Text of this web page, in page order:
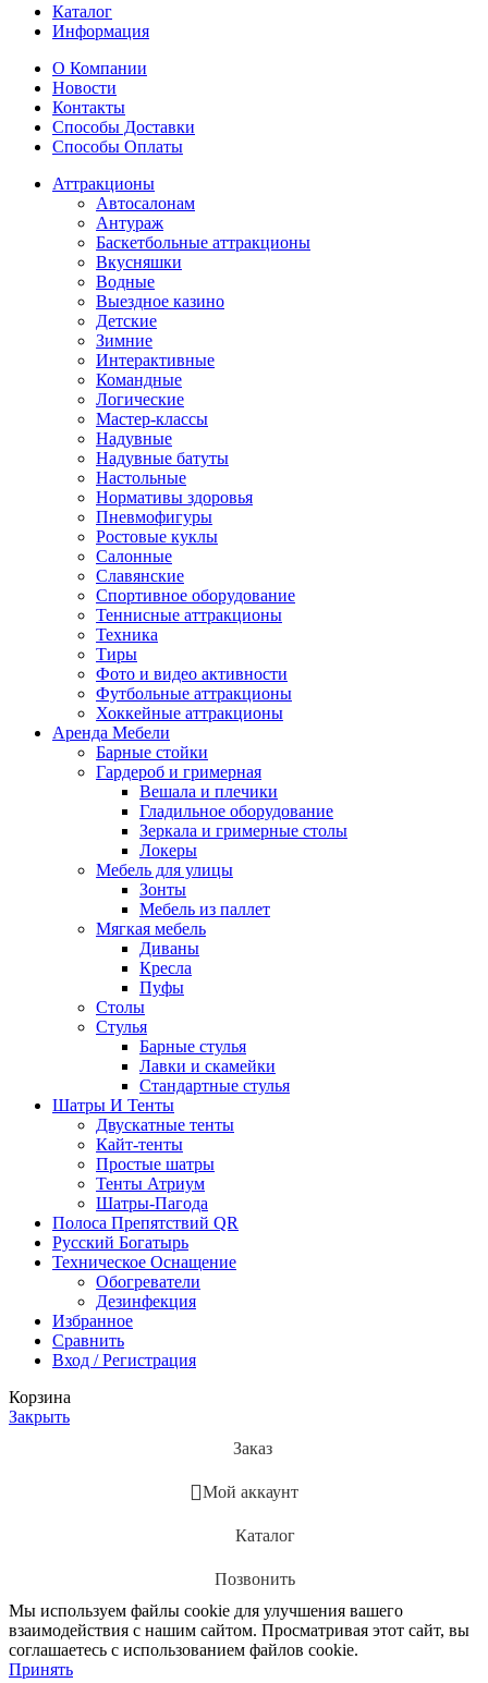
Каталог
Информация
О Компании
Новости
Контакты
Способы Доставки
Способы Оплаты
Аттракционы
Автосалонам
Антураж
Баскетбольные аттракционы
Вкусняшки
Водные
Выездное казино
Детские
Зимние
Интерактивные
Командные
Логические
Мастер-классы
Надувные
Надувные батуты
Настольные
Нормативы здоровья
Пневмофигуры
Ростовые куклы
Салонные
Славянские
Спортивное оборудование
Теннисные аттракционы
Техника
Тиры
Фото и видео активности
Футбольные аттракционы
Хоккейные аттракционы
Аренда Мебели
Барные стойки
Гардероб и гримерная
Вешала и плечики
Гладильное оборудование
Зеркала и гримерные столы
Локеры
Мебель для улицы
Зонты
Мебель из паллет
Мягкая мебель
Диваны
Кресла
Пуфы
Столы
Стулья
Барные стулья
Лавки и скамейки
Стандартные стулья
Шатры И Тенты
Двускатные тенты
Кайт-тенты
Простые шатры
Тенты Атриум
Шатры-Пагода
Полоса Препятствий QR
Русский Богатырь
Техническое Оснащение
Обогреватели
Дезинфекция
Избранное
Сравнить
Вход / Регистрация
Корзина
Закрыть
Заказ
Мой аккаунт
Каталог
Позвонить
Мы используем файлы cookie для улучшения вашего
взаимодействия с нашим сайтом. Просматривая этот сайт, вы
соглашаетесь с использованием файлов cookie.
Принять